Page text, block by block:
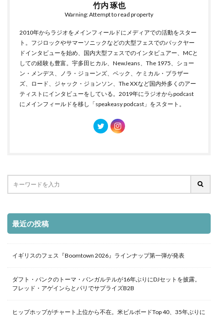
竹内 琢也
Warning: Attempt to read property
2010年からラジオをメインフィールドにメディアでの活動をスター
ト。フジロックやサマーソニックなどの大型フェスでのバックヤー
ドインタビューを始め、国内大型フェスでのインタビュアー、MCと
しての経験も豊富。宇多田ヒカル、NewJeans、The 1975、ショー
ン・メンデス、ノラ・ジョーンズ、ベック、ケミカル・ブラザー
ズ、ロード、ジャック・ジョンソン、The XXなど国内外多くのアー
ティストにインタビューをしている。2019年にラジオからpodcast
にメインフィールドを移し「speakeasy podcast」をスタート。
最近の投稿
イギリスのフェス『Boomtown 2026』ラインナップ第一弾が発表
ダフト・パンクのトーマ・バンガルテルが16年ぶりにDJセットを披露。
フレッド・アゲインらとパリでサプライズB2B
ヒップホップがチャート上位から不在。米ビルボードTop 40、35年ぶりに